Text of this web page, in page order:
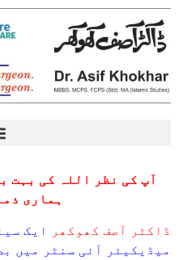
آپ کی نظر اللہ کی بہت
ہماری
ڈاکٹر آصف کھوکھر
ایک
میڈیکیئر آئی سنٹر میں